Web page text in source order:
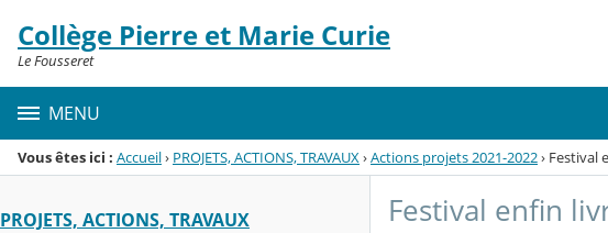
Menu de la rubrique
Contenu
Collège Pierre et Marie Curie
Le Fousseret
MENU
Vous êtes ici : Accueil› PROJETS, ACTIONS, TRAVAUX›Actions projets 2021-2022› Festival
PROJETS, ACTIONS, TRAVAUX Festival enfin